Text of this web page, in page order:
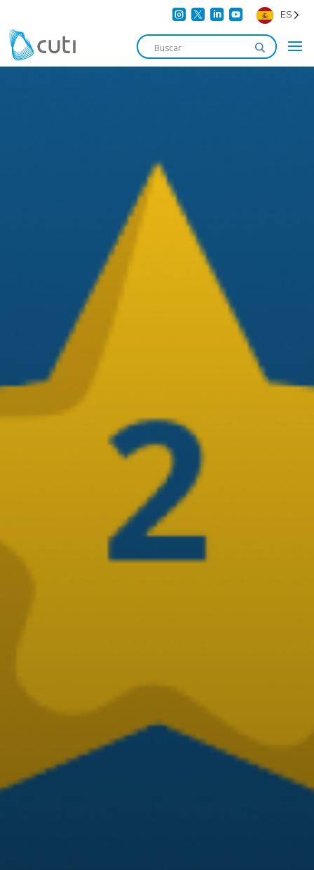
    ES